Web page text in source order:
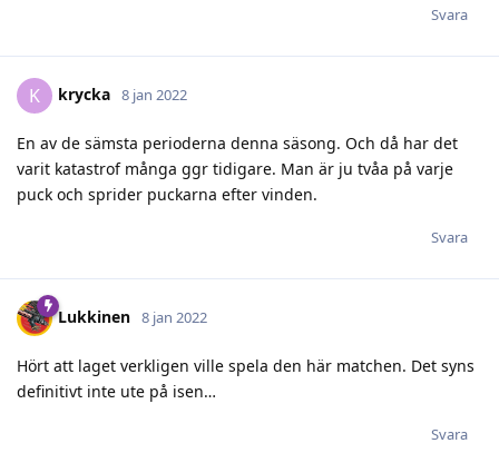
Svara
K krycka 8 jan 2022
En av de sämsta perioderna denna säsong. Och då har det
varit katastrof många ggr tidigare. Man är ju tvåa på varje
puck och sprider puckarna efter vinden.
Svara
Lukkinen 8 jan 2022
Hört att laget verkligen ville spela den här matchen. Det syns
definitivt inte ute på isen…
Svara